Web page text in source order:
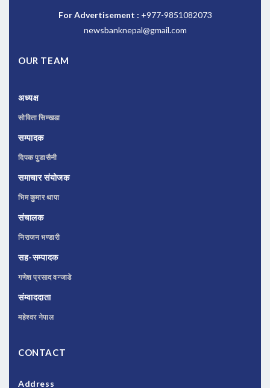
For Advertisement : +977-9851082073
newsbanknepal@gmail.com
OUR TEAM
अध्यक्ष
सोविता सिम्खडा
सम्पादक
दिपक पुडासैनी
समाचार संयोजक
भिम कुमार थापा
संचालक
निराजन भण्डारी
सह-सम्पादक
गणेश प्रसाद वन्जाडे
संम्वाददाता
महेश्वर नेपाल
CONTACT
Address